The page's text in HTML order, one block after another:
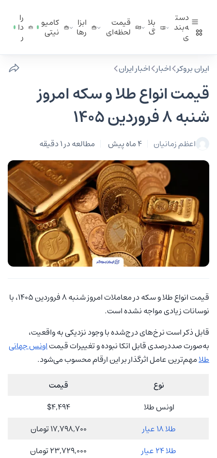
دست
ه‌بند
ی
بلا
گ
قیمت
لحظه‌ای
ابزا
ر‌ها
کامیو
نیتی
را
دا
ر
ایران بروکر اخبار اخبار ایران
قیمت انواع طلا و سکه امروز
شنبه 8 فروردین 1405
اعظم زمانیان 4 ماه پیش مطالعه در 1 دقیقه
قیمت انواع طلا و سکه در معاملات امروز شنبه 8 فروردین 1405، با
نوسانات زیادی مواجه نشده است.
قابل ذکر است نرخ‌های درج‌شده با وجود نزدیکی به واقعیت،
به‌صورت صددرصدی قابل اتکا نبوده و تغییرات قیمتاونس جهانی
طلامهم‌ترین عامل اثرگذار بر این ارقام محسوب می‌شود.
نوع
قیمت
اونس طلا
$4,494
طلا 18 عیار
17,798,700 تومان
طلا 24 عیار
23,729,000 تومان